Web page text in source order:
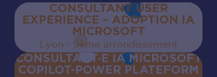
CONSULTANT USER
EXPERIENCE – ADOPTION IA
MICROSOFT
Lyon - 9ème arrondissement
CONSULTANT·E IA MICROSOFT
COPILOT-POWER PLATEFORM